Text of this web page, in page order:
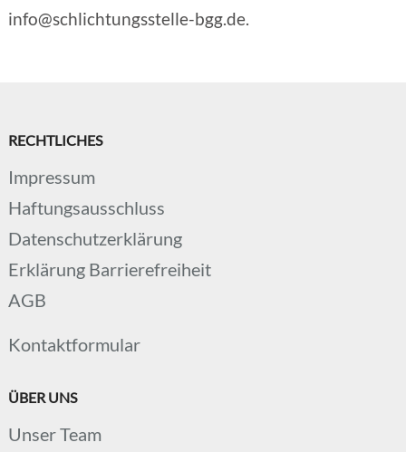
info@schlichtungsstelle-bgg.de.
RECHTLICHES
Impressum
Haftungsausschluss
Datenschutzerklärung
Erklärung Barrierefreiheit
AGB
Kontaktformular
ÜBER UNS
Unser Team